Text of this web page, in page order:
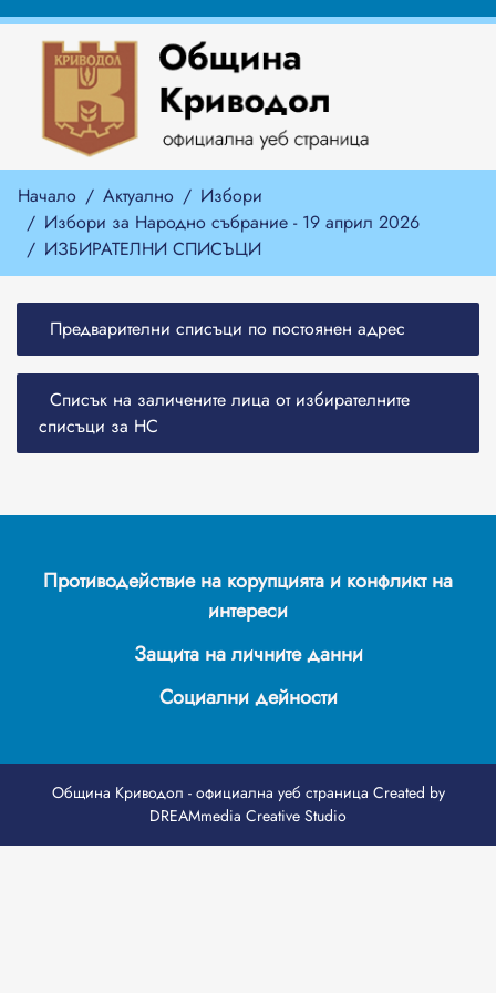
Начало Актуално
Избори
Избори за Народно събрание - 19 април 2026
ИЗБИРАТЕЛНИ СПИСЪЦИ
Предварителни списъци по постоянен адрес
Списък на заличените лица от избирателните
списъци за НС
Противодействие на корупцията и конфликт на
интереси
Защита на личните данни
Социални дейности
Община Криводол - официална уеб страница Created by
DREAMmedia Creative Studio